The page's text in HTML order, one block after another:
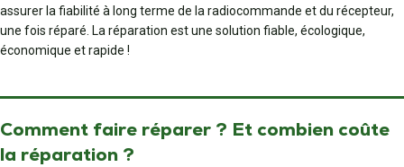
assurer la fiabilité à long terme de la radiocommande et du récepteur,
une fois réparé. La réparation est une solution fiable, écologique,
économique et rapide !
Comment faire réparer ? Et combien coûte
la réparation ?